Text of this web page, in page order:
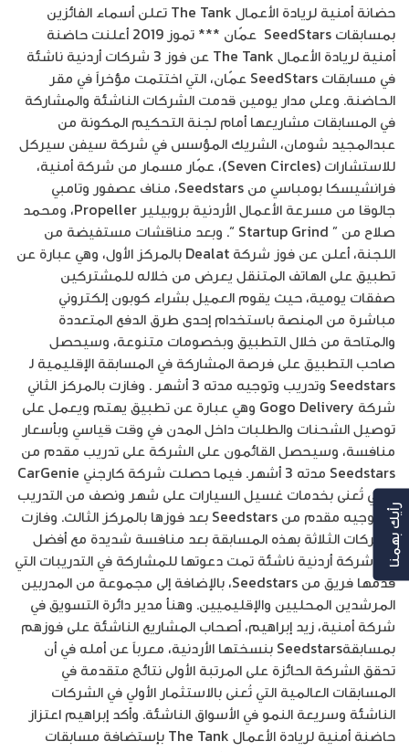
حضانة أمنية لريادة الأعمال The Tank تعلن أسماء الفائزين
بمسابقات SeedStars عمّان *** تموز 2019 أعلنت حاضنة
أمنية لريادة الأعمال The Tank عن فوز 3 شركات أردنية ناشئة
في مسابقات SeedStars عمّان، التي اختتمت مؤخراً في مقر
الحاضنة. وعلى مدار يومين قدمت الشركات الناشئة والمشاركة
في المسابقات مشاريعها أمام لجنة التحكيم المكونة من
عبدالمجيد شومان، الشريك المؤسس في شركة سيفن سيركل
للاستشارات (Seven Circles)، عمّار مسمار من شركة أمنية،
فرانشيسكا بومباسي من Seedstars، مناف عصفور وتامبي
جالوقا من مسرعة الأعمال الأردنية بروبيلير Propeller، ومحمد
صلاح من ” Startup Grind “. وبعد مناقشات مستفيضة من
اللجنة، أعلن عن فوز شركة Dealat بالمركز الأول، وهي عبارة عن
تطبيق على الهاتف المتنقل يعرض من خلاله للمشتركين
صفقات يومية، حيث يقوم العميل بشراء كوبون إلكتروني
مباشرة من المنصة باستخدام إحدى طرق الدفع المتعددة
والمتاحة من خلال التطبيق وبخصومات متنوعة، وسيحصل
صاحب التطبيق على فرصة المشاركة في المسابقة الإقليمية لـ
Seedstars وتدريب وتوجيه مدته 3 أشهر . وفازت بالمركز الثاني
شركة Gogo Delivery وهي عبارة عن تطبيق يهتم ويعمل على
توصيل الشحنات والطلبات داخل المدن في وقت قياسي وبأسعار
منافسة، وسيحصل القائمون على الشركة على تدريب مقدم من
Seedstars مدته 3 أشهر. فيما حصلت شركة كارجني CarGenie
والتي تُعنى بخدمات غسيل السيارات على شهر ونصف من التدريب
والتوجيه مقدم من Seedstars بعد فوزها بالمركز الثالث. وفازت
الشركات الثلاثة بهذه المسابقة بعد منافسة شديدة مع أفضل
20 شركة أردنية ناشئة تمت دعوتها للمشاركة في التدريبات التي
قدمها فريق من Seedstars، بالإضافة إلى مجموعة من المدربين
المرشدين المحليين والإقليميين. وهنأ مدير دائرة التسويق في
شركة أمنية، زيد إبراهيم، أصحاب المشاريع الناشئة على فوزهم
بمسابقةSeedstars بنسختها الأردنية، معرباً عن أمله في أن
تحقق الشركة الحائزة على المرتبة الأولى نتائج متقدمة في
المسابقات العالمية التي تُعنى بالاستثمار الأولي في الشركات
الناشئة وسريعة النمو في الأسواق الناشئة. وأكد إبراهيم اعتزاز
حاضنة أمنية لريادة الأعمال The Tank بإستضافة مسابقات
رأيك بهمنا